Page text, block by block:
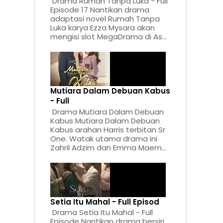
Episode 17 Nantikan drama
adaptasi novel Rumah Tanpa
Luka karya Ezza Mysara akan
mengisi slot MegaDrama di As...
Mutiara Dalam Debuan Kabus
- Full
Drama Mutiara Dalam Debuan
Kabus Mutiara Dalam Debuan
Kabus arahan Harris terbitan Sr
One. Watak utama drama ini
Zahril Adzim dan Emma Maem...
Setia Itu Mahal - Full Episod
Drama Setia Itu Mahal - Full